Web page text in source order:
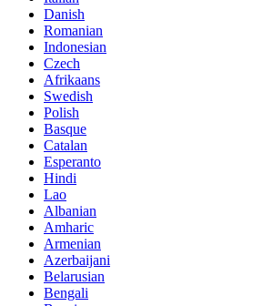
Danish
Romanian
Indonesian
Czech
Afrikaans
Swedish
Polish
Basque
Catalan
Esperanto
Hindi
Lao
Albanian
Amharic
Armenian
Azerbaijani
Belarusian
Bengali